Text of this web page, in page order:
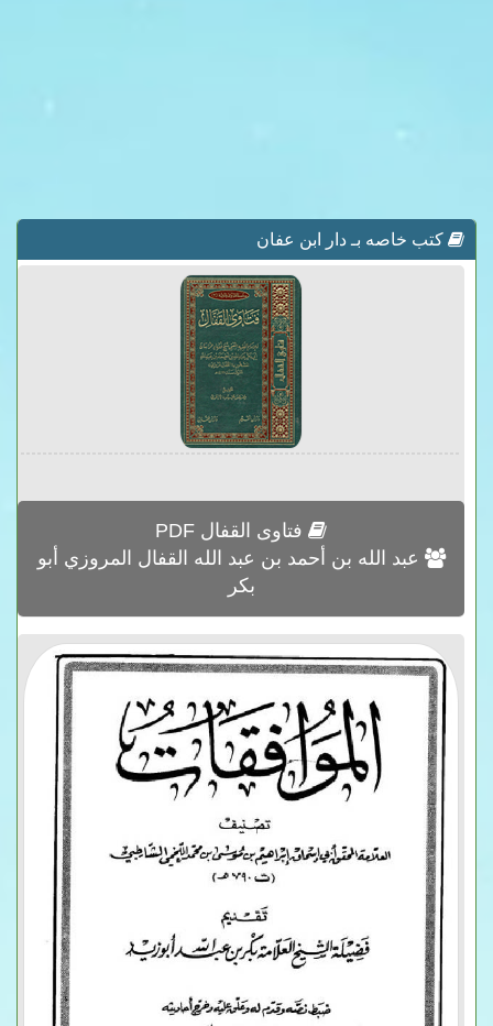
كتب خاصه بـ دار ابن عفان
فتاوى القفال PDF
عبد الله بن أحمد بن عبد الله القفال المروزي أبو
بكر